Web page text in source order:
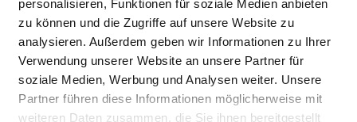
personalisieren, Funktionen für soziale Medien anbieten
zu können und die Zugriffe auf unsere Website zu
analysieren. Außerdem geben wir Informationen zu Ihrer
Verwendung unserer Website an unsere Partner für
soziale Medien, Werbung und Analysen weiter. Unsere
Partner führen diese Informationen möglicherweise mit
weiteren Daten zusammen, die Sie ihnen bereitgestellt
Anfahrt
https://www.arberlandkliniken.de/